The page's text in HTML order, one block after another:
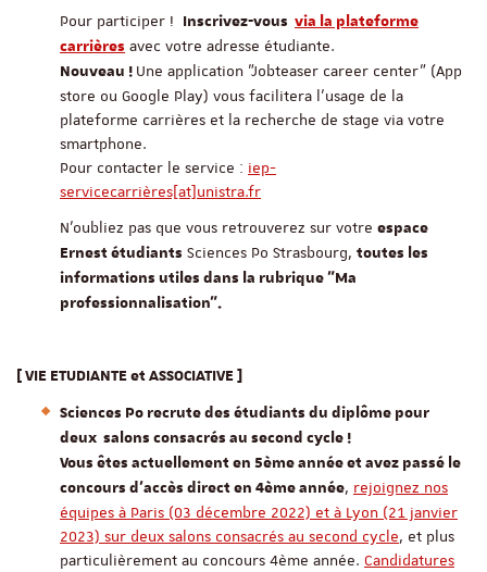
Pour participer ! Inscrivez-vous via la plateforme
carrières avec votre adresse étudiante.
Nouveau ! Une application "Jobteaser career center" (App
store ou Google Play) vous facilitera l'usage de la
plateforme carrières et la recherche de stage via votre
smartphone.
Pour contacter le service : iep-
servicecarrières[at]unistra.fr
N'oubliez pas que vous retrouverez sur votre espace
Ernest étudiants Sciences Po Strasbourg, toutes les
informations utiles dans la rubrique "Ma
professionnalisation".
[ VIE ETUDIANTE et ASSOCIATIVE ]
Sciences Po recrute des étudiants du diplôme pour
deux salons consacrés au second cycle !
Vous êtes actuellement en 5ème année et avez passé le
concours d'accès direct en 4ème année, rejoignez nos
équipes à Paris (03 décembre 2022) et à Lyon (21 janvier
2023) sur deux salons consacrés au second cycle, et plus
particulièrement au concours 4ème année. Candidatures